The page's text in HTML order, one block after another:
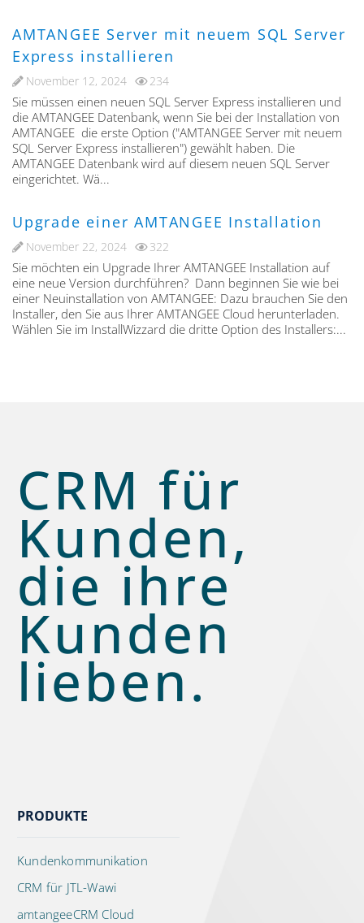
AMTANGEE Server mit neuem SQL Server
Express installieren
November 12, 2024 234
Sie müssen einen neuen SQL Server Express installieren und
die AMTANGEE Datenbank, wenn Sie bei der Installation von
AMTANGEE die erste Option ("AMTANGEE Server mit neuem
SQL Server Express installieren") gewählt haben. Die
AMTANGEE Datenbank wird auf diesem neuen SQL Server
eingerichtet. Wä...
Upgrade einer AMTANGEE Installation
November 22, 2024 322
Sie möchten ein Upgrade Ihrer AMTANGEE Installation auf
eine neue Version durchführen? Dann beginnen Sie wie bei
einer Neuinstallation von AMTANGEE: Dazu brauchen Sie den
Installer, den Sie aus Ihrer AMTANGEE Cloud herunterladen.
Wählen Sie im InstallWizzard die dritte Option des Installers:...
CRM für
Kunden,
die ihre
Kunden
lieben.
PRODUKTE
Kundenkommunikation
CRM für JTL-Wawi
amtangeeCRM Cloud